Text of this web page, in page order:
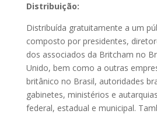
Distribuição:
Distribuída gratuitamente a um
composto por presidentes,
dos associados da Britcham no
Unido, bem como a outras
britânico no Brasil, autoridades
gabinetes, ministérios e
federal, estadual e municipal.